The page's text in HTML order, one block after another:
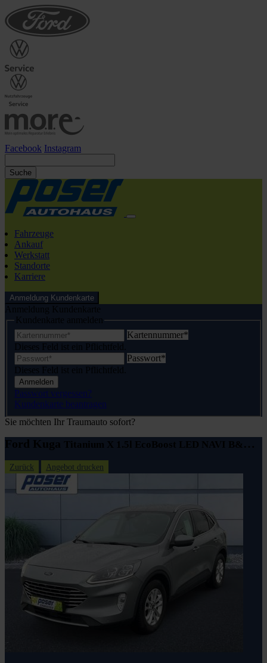
Facebook Instagram
Suche
Fahrzeuge
Ankauf
Werkstatt
Standorte
Karriere
Anmeldung Kundenkarte
Anmeldung Kundenkarte
Kundenkarte anmelden
Kartennummer*
Dieses Feld ist ein Pflichtfeld.
Passwort*
Dieses Feld ist ein Pflichtfeld.
Anmelden
Passwort vergessen?
Kundenkarte beantragen
Sie möchten Ihr Traumauto sofort?
Ford Kuga Titanium X 1.5l EcoBoost LED NAVI B&O KLIMA
Zurück Angebot drucken